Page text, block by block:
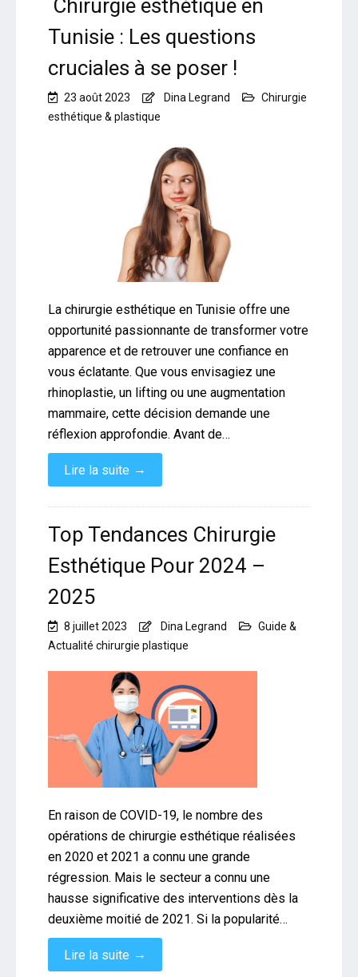
Chirurgie esthétique en
Tunisie : Les questions
cruciales à se poser !
23 août 2023 Dina Legrand
Chirurgie
esthétique & plastique
La chirurgie esthétique en Tunisie offre une
opportunité passionnante de transformer votre
apparence et de retrouver une confiance en
vous éclatante. Que vous envisagiez une
rhinoplastie, un lifting ou une augmentation
mammaire, cette décision demande une
réflexion approfondie. Avant de…
Lire la suite →
Top Tendances Chirurgie
Esthétique Pour 2024 –
2025
8 juillet 2023 Dina Legrand
Guide &
Actualité chirurgie plastique
En raison de COVID-19, le nombre des
opérations de chirurgie esthétique réalisées
en 2020 et 2021 a connu une grande
régression. Mais le secteur a connu une
hausse significative des interventions dès la
deuxième moitié de 2021. Si la popularité…
Lire la suite →